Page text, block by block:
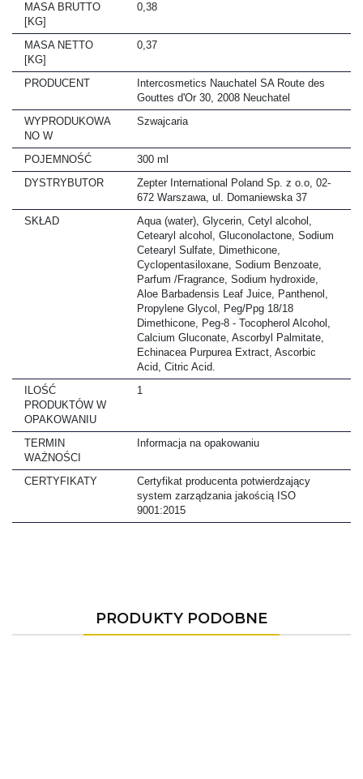
MASA BRUTTO
[KG]
0,38
MASA NETTO
[KG]
0,37
PRODUCENT
Intercosmetics Nauchatel SA Route des
Gouttes d'Or 30, 2008 Neuchatel
WYPRODUKOWA
NO W
Szwajcaria
POJEMNOŚĆ
300 ml
DYSTRYBUTOR
Zepter International Poland Sp. z o.o, 02-
672 Warszawa, ul. Domaniewska 37
SKŁAD
Aqua (water), Glycerin, Cetyl alcohol,
Cetearyl alcohol, Gluconolactone, Sodium
Cetearyl Sulfate, Dimethicone,
Cyclopentasiloxane, Sodium Benzoate,
Parfum /Fragrance, Sodium hydroxide,
Aloe Barbadensis Leaf Juice, Panthenol,
Propylene Glycol, Peg/Ppg 18/18
Dimethicone, Peg-8 - Tocopherol Alcohol,
Calcium Gluconate, Ascorbyl Palmitate,
Echinacea Purpurea Extract, Ascorbic
Acid, Citric Acid.
ILOŚĆ
PRODUKTÓW W
OPAKOWANIU
1
TERMIN
WAŻNOŚCI
Informacja na opakowaniu
CERTYFIKATY
Certyfikat producenta potwierdzający
system zarządzania jakością ISO
9001:2015
PRODUKTY PODOBNE